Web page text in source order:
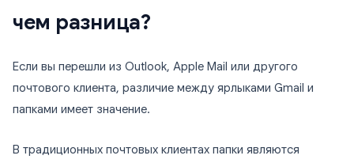
чем разница?
Если вы перешли из Outlook, Apple Mail или другого
почтового клиента, различие между ярлыками Gmail и
папками имеет значение.
В традиционных почтовых клиентах папки являются